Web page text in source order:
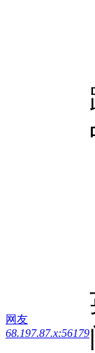
网友
68.197.87.x:56179